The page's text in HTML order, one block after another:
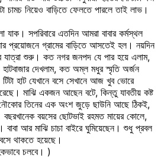
নিয়েও বাড়িতে ফেলতে পারলে তাই লাভ।
যাক। সপরিবারে এতদিন আমরা বাবার কর্মস্থল
প্রয়োজনে গ্রামের বাড়িতে আসতেই হল। নয়দিন
শুরু। কত নগর জনপদ যে পার হয়ে এলাম,
দেখলাম, কত অম্ল মধুর স্মৃতি অর্জন
হাট যেখানে বসে সেখানে আজ খুব ভোরে
মাঝি একজন আছেন বটে, কিন্তু যাবতীয় কষ্ট
নৌকোর তিনের এক অংশ জুড়ে ছাউনি আছে ঠিকই,
বয়সের ছোটভাই রহমত মায়ের কোলে,
বাবা আর মাঝি চাচা বাইরে ঘুমিয়েছেন। শুধু প্রবল
থাকতে হয়েছে।
চলবে। )